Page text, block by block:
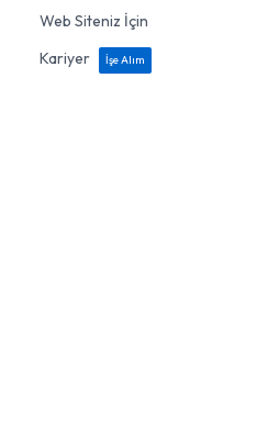
Web Siteniz İçin
Kariyer
İşe Alım